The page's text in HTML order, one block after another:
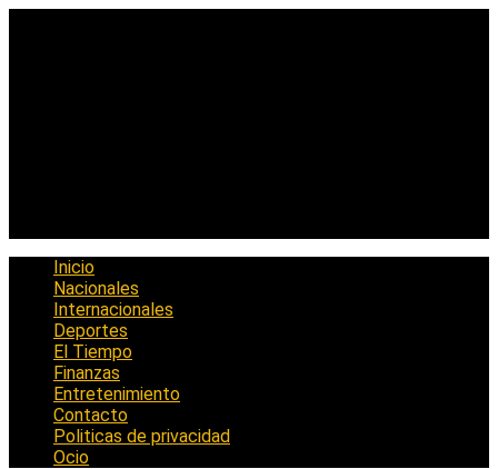
Inicio
Nacionales
Internacionales
Deportes
El Tiempo
Finanzas
Entretenimiento
Contacto
Politicas de privacidad
Ocio